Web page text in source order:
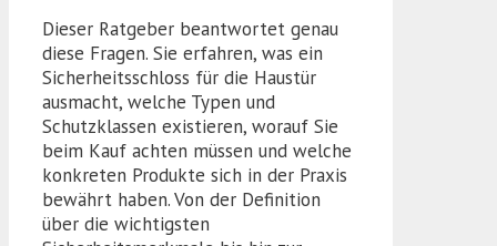
Dieser Ratgeber beantwortet genau
diese Fragen. Sie erfahren, was ein
Sicherheitsschloss für die Haustür
ausmacht, welche Typen und
Schutzklassen existieren, worauf Sie
beim Kauf achten müssen und welche
konkreten Produkte sich in der Praxis
bewährt haben. Von der Definition
über die wichtigsten